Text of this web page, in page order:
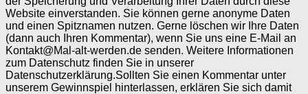
Website einverstanden. Sie können gerne anonyme Daten
und einen Spitznamen nutzen. Gerne löschen wir Ihre Daten
(dann auch Ihren Kommentar), wenn Sie uns eine E-Mail an
Kontakt@Mal-alt-werden.de senden. Weitere Informationen
zum Datenschutz finden Sie in unserer
Datenschutzerklärung.Sollten Sie einen Kommentar unter
unserem Gewinnspiel hinterlassen, erklären Sie sich damit